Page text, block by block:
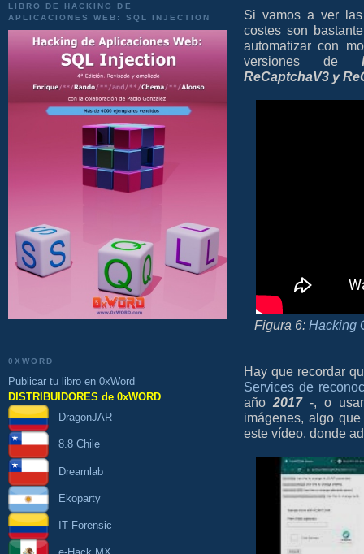
LIBRO DE HACKING DE
APLICACIONES WEB: SQL INJECTION
0XWORD
Publicar tu libro en 0xWord
DISTRIBUIDORES de 0xWORD
DragonJAR
8.8 Chile
Dreamlab
Ekoparty
IT Forensic
Si vamos a ver
costes son
automatizar con
versiones de
ReCaptchaV3 y
Figura 6: Hacking
Hay que recordar
Services de
año2017-, o
imágenes, algo
este vídeo, donde